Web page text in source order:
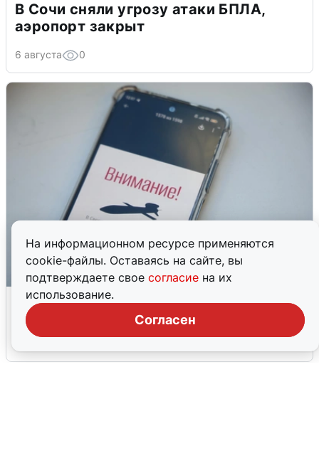
На информационном ресурсе применяются
cookie-файлы. Оставаясь на сайте, вы
подтверждаете свое согласие на их
использование.
Согласен
В Сочи сняли угрозу атаки БПЛА,
аэропорт закрыт
6 августа 0
Ракетная опасность в Свердловской
области: что известно